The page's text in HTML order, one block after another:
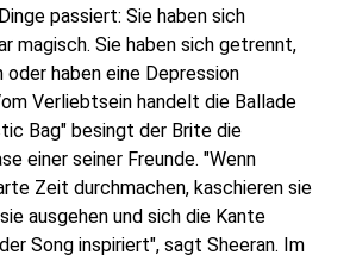
passiert: Sie haben sich
magisch. Sie haben sich getrennt,
oder haben eine Depression
Verliebtsein handelt die Ballade
Bag" besingt der Brite die
einer seiner Freunde. "Wenn
Zeit durchmachen, kaschieren sie
ausgehen und sich die Kante
Song inspiriert", sagt Sheeran. Im